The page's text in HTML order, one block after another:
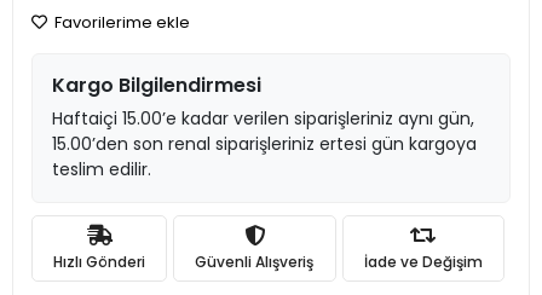
Favorilerime ekle
Kargo Bilgilendirmesi
Haftaiçi 15.00’e kadar verilen siparişleriniz aynı gün,
15.00’den son renal siparişleriniz ertesi gün kargoya
teslim edilir.
Hızlı Gönderi Güvenli Alışveriş İade ve Değişim